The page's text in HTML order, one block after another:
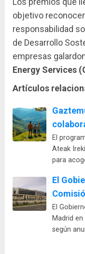
objetivo
responsabilidad
de Desarrollo
empresas
Energy Services
Artículos
El
Ateak
para
El
El
Madrid
según